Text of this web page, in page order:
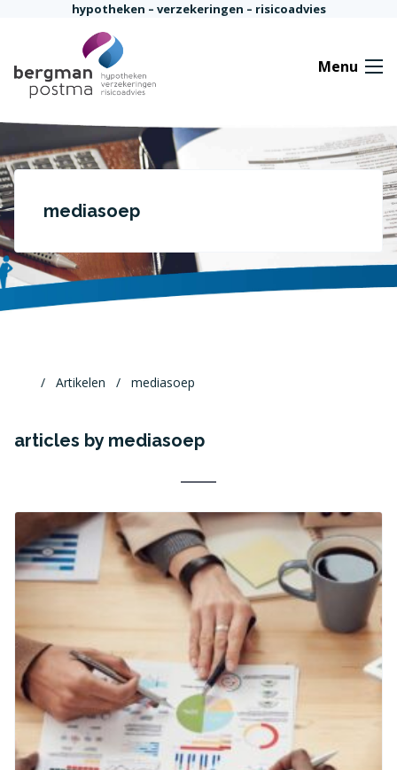
Ga naar de inhoudhypotheken – verzekeringen – risicoadvies
Menu
mediasoep
Artikelen mediasoep
articles by mediasoep